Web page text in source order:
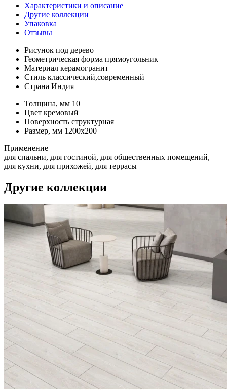
Характеристики и описание
Другие коллекции
Упаковка
Отзывы
Рисунок под дерево
Геометрическая форма прямоугольник
Материал керамогранит
Стиль классический,современный
Страна Индия
Толщина, мм 10
Цвет кремовый
Поверхность структурная
Размер, мм 1200x200
Применение
для спальни, для гостиной, для общественных помещений,
для кухни, для прихожей, для террасы
Другие коллекции